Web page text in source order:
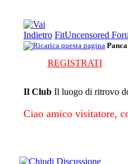
FitUncensored
REGISTRATI
Il Club Il luogo di ritrovo
Ciao amico visitatore,